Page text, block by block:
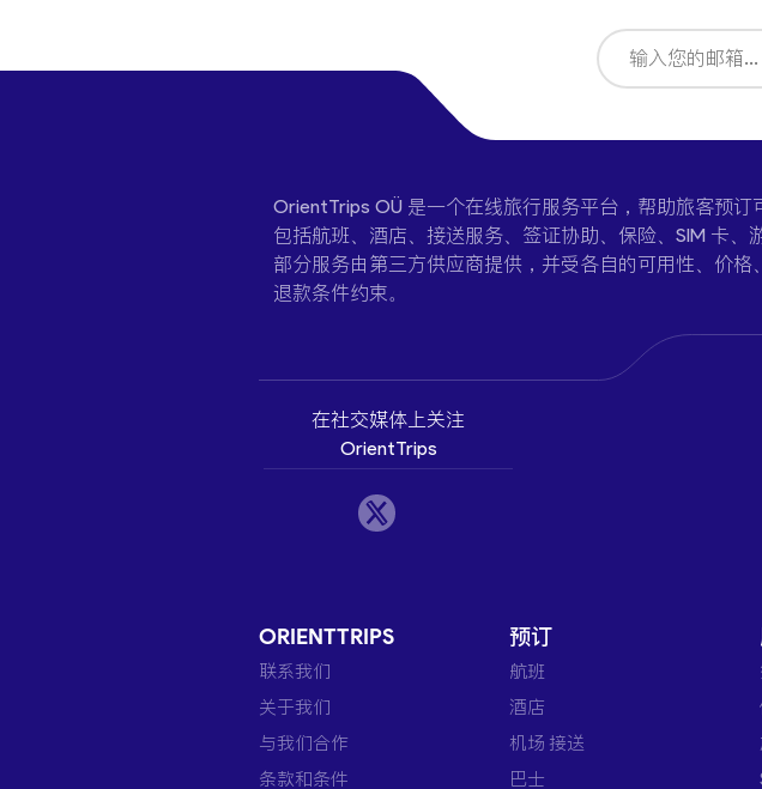
OrientTrips OÜ 是一个在线旅行服务平台，帮助旅客预订
包括航班、酒店、接送服务、签证协助、保险、SIM 卡、
部分服务由第三方供应商提供，并受各自的可用性、价格
退款条件约束。
在社交媒体上关注
OrientTrips
ORIENTTRIPS
联系我们
关于我们
与我们合作
条款和条件
预订
航班
酒店
机场 接送
巴士